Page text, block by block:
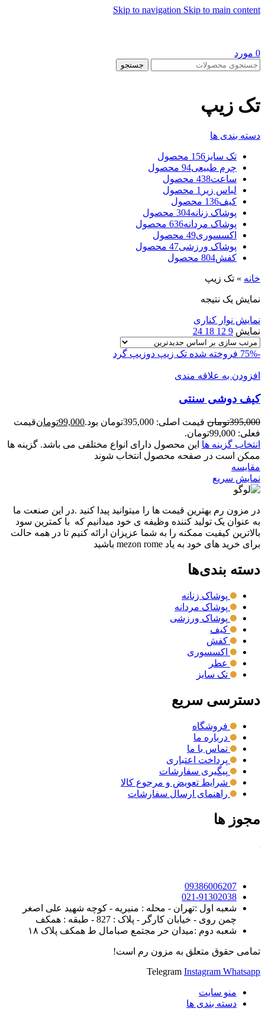
Skip to navigation Skip to main content
0 مورد
جستجو
تک زیپ
دسته بندی ها
تک سایز 156 محصول
چرم طبیعی94 محصول
ساعت438 محصول
لباس زیر 1 محصول
کیف136 محصول
پوشاک زنانه304 محصول
پوشاک مردانه636 محصول
اکسسوری49 محصول
پوشاک ورزشی47 محصول
کفش804 محصول
خانه » تک زیپ
نمایش یک نتیجه
نمایش نوار کناری
نمایش 9
12
18
24
-75% فروخته شده تک زیپ دوزیپ گرد
افزودن به علاقه مندی
کيف دوشی سنتی
395,000تومان قیمت اصلی: 395,000تومان بود. 99,000تومانقیمت
فعلی: 99,000تومان.
انتخاب گزینه ها این محصول دارای انواع مختلفی می باشد. گزینه ها
ممکن است در صفحه محصول انتخاب شوند
مقايسه
نمایش سریع
در مزون رم بهترین قیمت ها را میتوانید پیدا کنید .در این صنعت ما
به عنوان یک تولید کننده وظیفه ی خود میدانیم که با کمترین سود
بالاترین کیفیت ممکنه را به شما عزیزان ارائه کنیم تا در همه حالت
برای خرید های خود به یاد mezon rome باشید
دسته بندی‌ها
پوشاک زنانه
پوشاک مردانه
پوشاک ورزشی
کیف
کفش
اکسسوری
عطر
تک سایز
دسترسی سریع
فروشگاه
درباره ما
تماس با ما
پرداخت اعتباری
پیگیری سفارشات
شرایط تعویض و مرجوع کالا
راهنمای ارسال سفارشات
مجوز ها
09386006207
021-91302038
شعبه اول :تهران - محله : منیریه - کوچه شهید علی اصغر
چمن روی - خیابان کارگر - پلاک : 827 - طبقه : همکف
شعبه دوم :میدان حر مجتمع صبامال ط همکف پلاک ۱۸
تمامی حقوق متعلق به مزون رم است!
Telegram Instagram Whatsapp
منو سایت
دسته بندی ها